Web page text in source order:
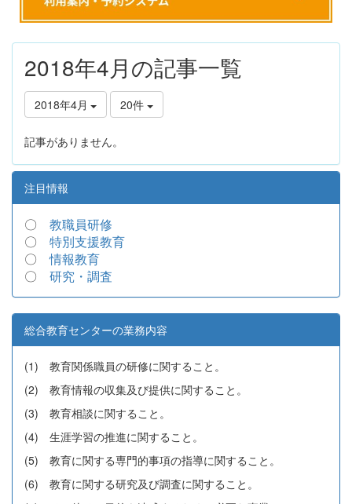
2018年4月の記事一覧
2018年4月 20件
記事がありません。
注目情報
〇 教職員研修
〇 特別支援教育
〇情報教育
〇 研究・調査
総合教育センターの業務内容
(1) 教育関係職員の研修に関すること。
(2) 教育情報の収集及び提供に関すること。
(3) 教育相談に関すること。
(4) 生涯学習の推進に関すること。
(5) 教育に関する専門的事項の指導に関すること。
(6) 教育に関する研究及び調査に関すること。